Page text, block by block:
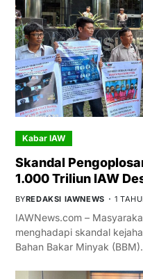
Kabar IAW
Skandal
1.000 Triliun IAW
BYREDAKSI IAWNEWS 1
IAWNews.com –
menghadapi skandal
Bahan Bakar Minyak